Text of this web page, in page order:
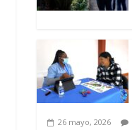
26 mayo, 2026